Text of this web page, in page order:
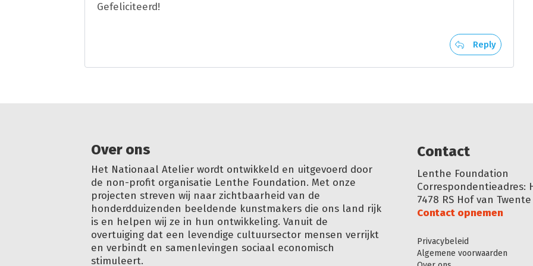
Gefeliciteerd!
Reply
Over ons
Het Nationaal Atelier wordt ontwikkeld en uitgevoerd door
de non-profit organisatie Lenthe Foundation. Met onze
projecten streven wij naar zichtbaarheid van de
honderdduizenden beeldende kunstmakers die ons land rijk
is en helpen wij ze in hun ontwikkeling. Vanuit de
overtuiging dat een levendige cultuursector mensen verrijkt
en verbindt en samenlevingen sociaal economisch
stimuleert.
Contact
Lenthe Foundation
Correspondentieadres:
7478 RS Hof van Twente
Contact opnemen
Privacybeleid
Algemene voorwaarden